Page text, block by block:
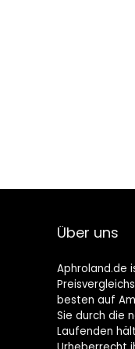
Über uns
Aphroland.de
besten auf
Sie durch die
Laufenden